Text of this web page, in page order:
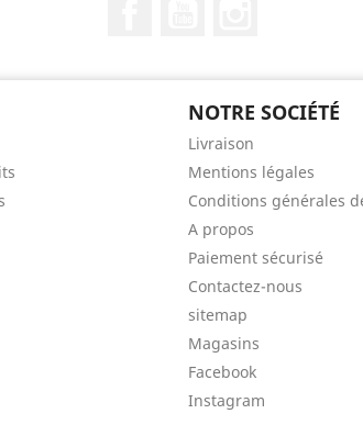
NOTRE SOCIÉTÉ
Livraison
Mentions légales
Conditions générales
A propos
Paiement sécurisé
Contactez-nous
sitemap
Magasins
Facebook
Instagram